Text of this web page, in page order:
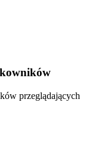
przeglądających